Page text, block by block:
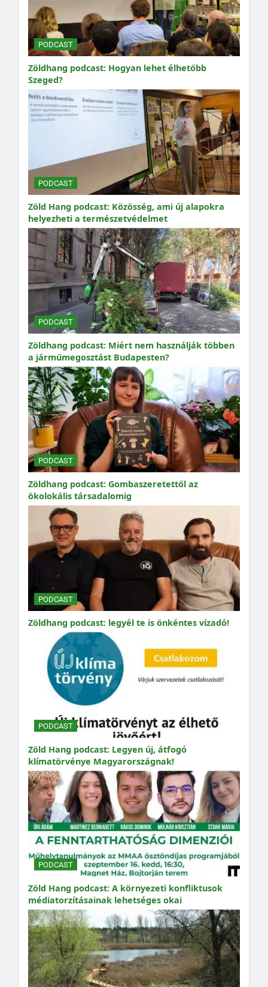
PODCAST
Zöldhang podcast: Hogyan lehet élhetőbb
Szeged?
PODCAST
Zöld Hang podcast: Közösség, ami új alapokra
helyezheti a természetvédelmet
PODCAST
Zöldhang podcast: Miért nem használják többen
a járműmegosztást Budapesten?
PODCAST
Zöldhang podcast: Gombaszeretettől az
ökolokális társadalomig
PODCAST
Zöldhang podcast: legyél te is önkéntes vízadó!
PODCAST
Zöld Hang podcast: Legyen új, átfogó
klímatörvénye Magyarországnak!
PODCAST
Zöld Hang podcast: A környezeti konfliktusok
médiatorzításainak lehetséges okai